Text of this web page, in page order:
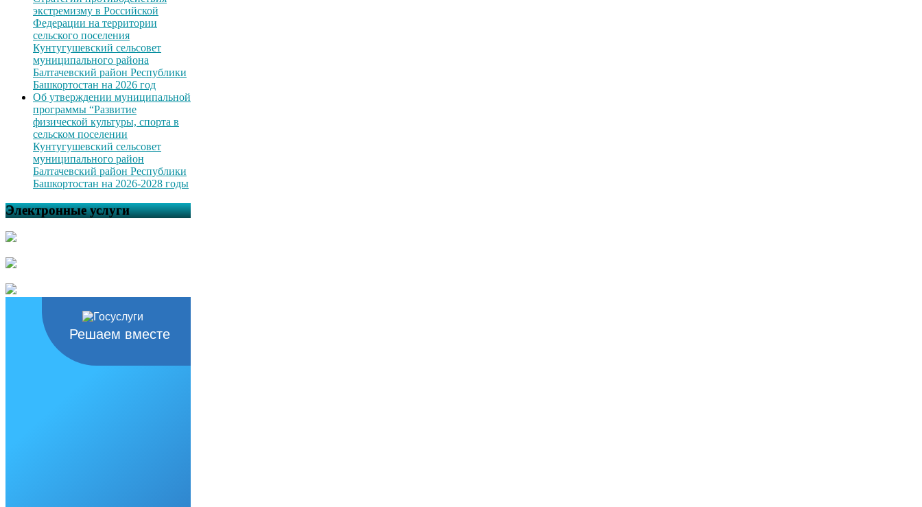
экстремизму в Российской
Федерации на территории
сельского поселения
Кунтугушевский сельсовет
муниципального района
Балтачевский район Республики
Башкортостан на 2026 год
Об утверждении муниципальной
программы “Развитие
физической культуры, спорта в
сельском поселении
Кунтугушевский сельсовет
муниципального район
Балтачевский район Республики
Башкортостан на 2026-2028 годы
Электронные услуги
Решаем вместе